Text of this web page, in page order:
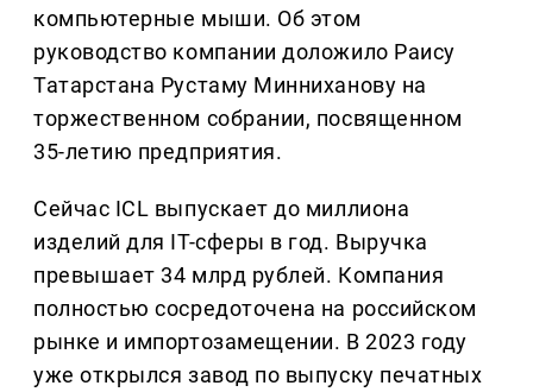
компьютерные мыши. Об этом
руководство компании доложило Раису
Татарстана Рустаму Минниханову на
торжественном собрании, посвященном
35-летию предприятия.
Сейчас ICL выпускает до миллиона
изделий для IT-сферы в год. Выручка
превышает 34 млрд рублей. Компания
полностью сосредоточена на российском
рынке и импортозамещении. В 2023 году
уже открылся завод по выпуску печатных